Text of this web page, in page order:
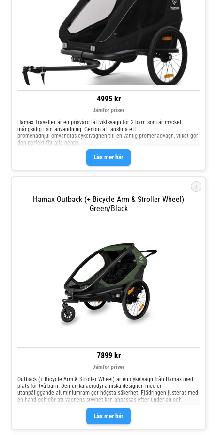
4995 kr
Läs mer här
Jämför priser
Hamax Traveller är en prisvärd lättviktsvagn för 2 barn som är mycket
mångsidig i sin användning. Genom att ansluta ett
promenadhjul omvandlas cykelvagnen till en vanlig promenadvagn, vilket gör
den perfekt för alla behov.
i
Hamax Outback (+ Bicycle Arm & Stroller Wheel)
Green/Black
7899 kr
Läs mer här
Jämför priser
Outback (+ Bicycle Arm & Stroller Wheel) är en cykelvagn från Hamax med
plats för två barn. Den unika aerodynamiska designen med en
utanpåliggande aluminiumram ger högsta säkerhet. Fjädringen justeras med
en hand och gör att vagnens styvhet kan anpassas efter underlag och
packning. På så sätt får barnet bästa komfort och föräldern en
användarvänlig produkt. Double-locking system gör det möjligt att snabbt
kunna göra om vagnen från barnvagn till cykelvagn och vice versa. Det
greppvänliga foam-handtaget kan justeras fritt i höjd för att ge föräldern en